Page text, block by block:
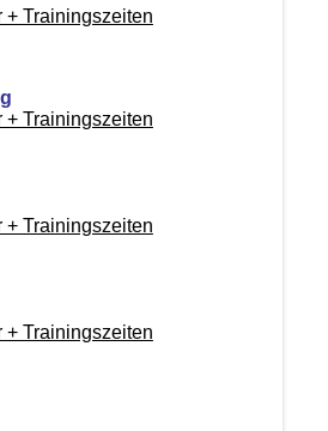
+ Trainingszeiten
+ Trainingszeiten
+ Trainingszeiten
+ Trainingszeiten